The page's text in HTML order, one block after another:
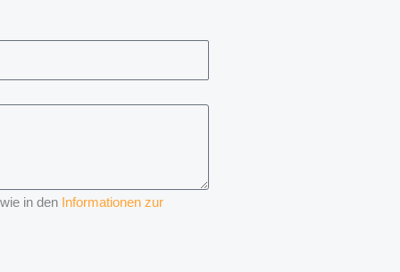
in den Informationen zur